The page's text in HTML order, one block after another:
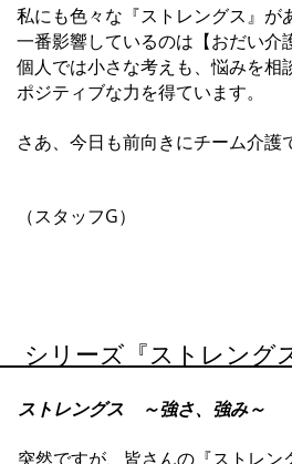
私にも色々な『ストレングス』が
一番影響しているのは【おだい介
個人では小さな考えも、悩みを相
ポジティブな力を得ています。
さあ、今日も前向きにチーム介護
​ （スタッフG）​
シリーズ『ストレン
ストレングス ～強さ、強み～
突然ですが、皆さんの『ストレン